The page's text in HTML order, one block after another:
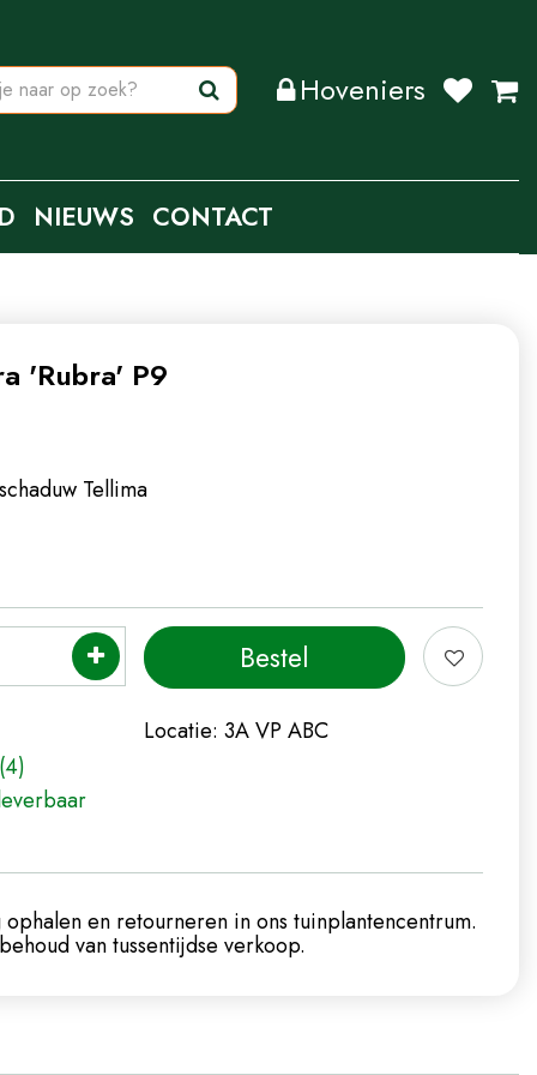
Hoveniers
NIEUWS CONTACT
'Rubra' P9
Tellima
Locatie: 3A VP ABC
ophalen en retourneren in ons tuinplantencentrum.
van tussentijdse verkoop.